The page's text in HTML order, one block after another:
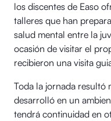
los discentes de Easo
talleres que han
salud mental entre la
ocasión de visitar el
recibieron una visita
Toda la jornada resultó
desarrolló en un
tendrá continuidad en